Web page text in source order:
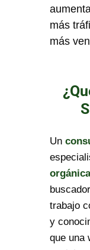
más
más
Un
orgánica
trabajo
y
que una